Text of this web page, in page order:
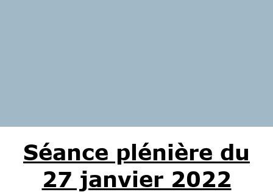
Séance plénière du
27 janvier 2022